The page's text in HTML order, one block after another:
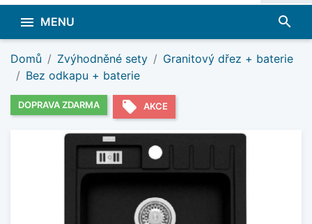
 MENU search
Domů Zvýhodněné sety
Granitový dřez + baterie
Bez odkapu + baterie
DOPRAVA ZDARMA local_offer AKCE